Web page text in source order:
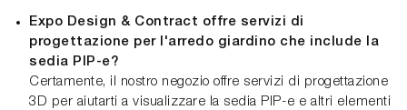
Expo Design & Contract offre servizi di
progettazione per l'arredo giardino che include la
sedia PIP-e?
Certamente, il nostro negozio offre servizi di progettazione
3D per aiutarti a visualizzare la sedia PIP-e e altri elementi